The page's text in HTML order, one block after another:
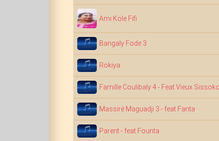
Ami Kole Fifi
Bangaly Fode 3
Rokiya
Famille Coulibaly 4 - Feat Vieux Sissoko
Massiré Maguadji 3 - feat Fanta
Parent - feat Founta